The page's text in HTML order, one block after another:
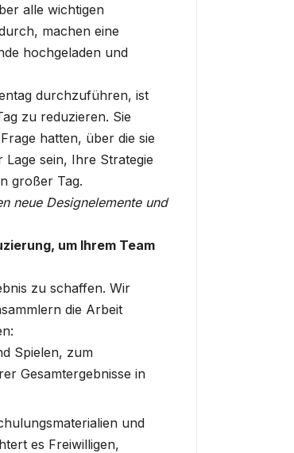
alle wichtigen
machen eine
hochgeladen und
durchzuführen, ist
zu reduzieren. Sie
hatten, über die sie
sein, Ihre Strategie
großer Tag.
neue Designelemente und
um Ihrem Team
zu schaffen. Wir
die Arbeit
Spielen, zum
Gesamtergebnisse in
und
es Freiwilligen,